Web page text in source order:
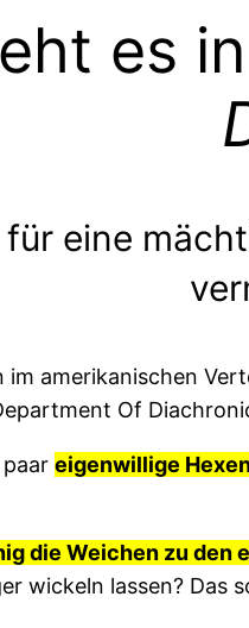
es in
eine
amerikanischen
Of
eigenwillige
die Weichen zu den
wickeln lassen? Das